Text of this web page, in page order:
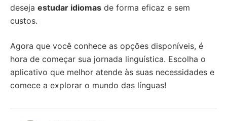
deseja estudar idiomas de forma eficaz e sem
custos.
Agora que você conhece as opções disponíveis, é
hora de começar sua jornada linguística. Escolha o
aplicativo que melhor atende às suas necessidades e
comece a explorar o mundo das línguas!